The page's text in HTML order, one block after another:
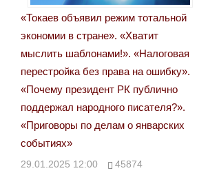
«Токаев объявил режим тотальной
экономии в стране». «Хватит
мыслить шаблонами!». «Налоговая
перестройка без права на ошибку».
«Почему президент РК публично
поддержал народного писателя?».
«Приговоры по делам о январских
событиях»
29.01.2025 12:00 45874